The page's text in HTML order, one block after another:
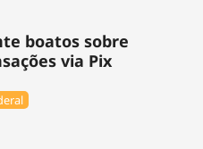
boatos sobre
via Pix